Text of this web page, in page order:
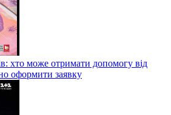
хто може отримати допомогу від
оформити заявку